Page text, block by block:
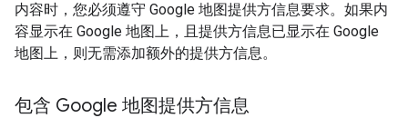
内容时，您必须遵守 Google 地图提供方信息要求。如果内
容显示在 Google 地图上，且提供方信息已显示在 Google
地图上，则无需添加额外的提供方信息。
包含 Google 地图提供方信息